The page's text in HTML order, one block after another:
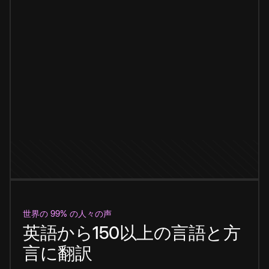
世界の 99% の人々の声
英語から150以上の言語と方
言に翻訳